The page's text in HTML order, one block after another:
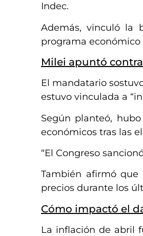
Indec.
Además, vinculó la
programa
Milei apuntó
El mandatario
estuvo vinculada a
Según planteó,
económicos tras las
“El Congreso
También afirmó
precios durante los
Cómo impactó el
La inflación de abril